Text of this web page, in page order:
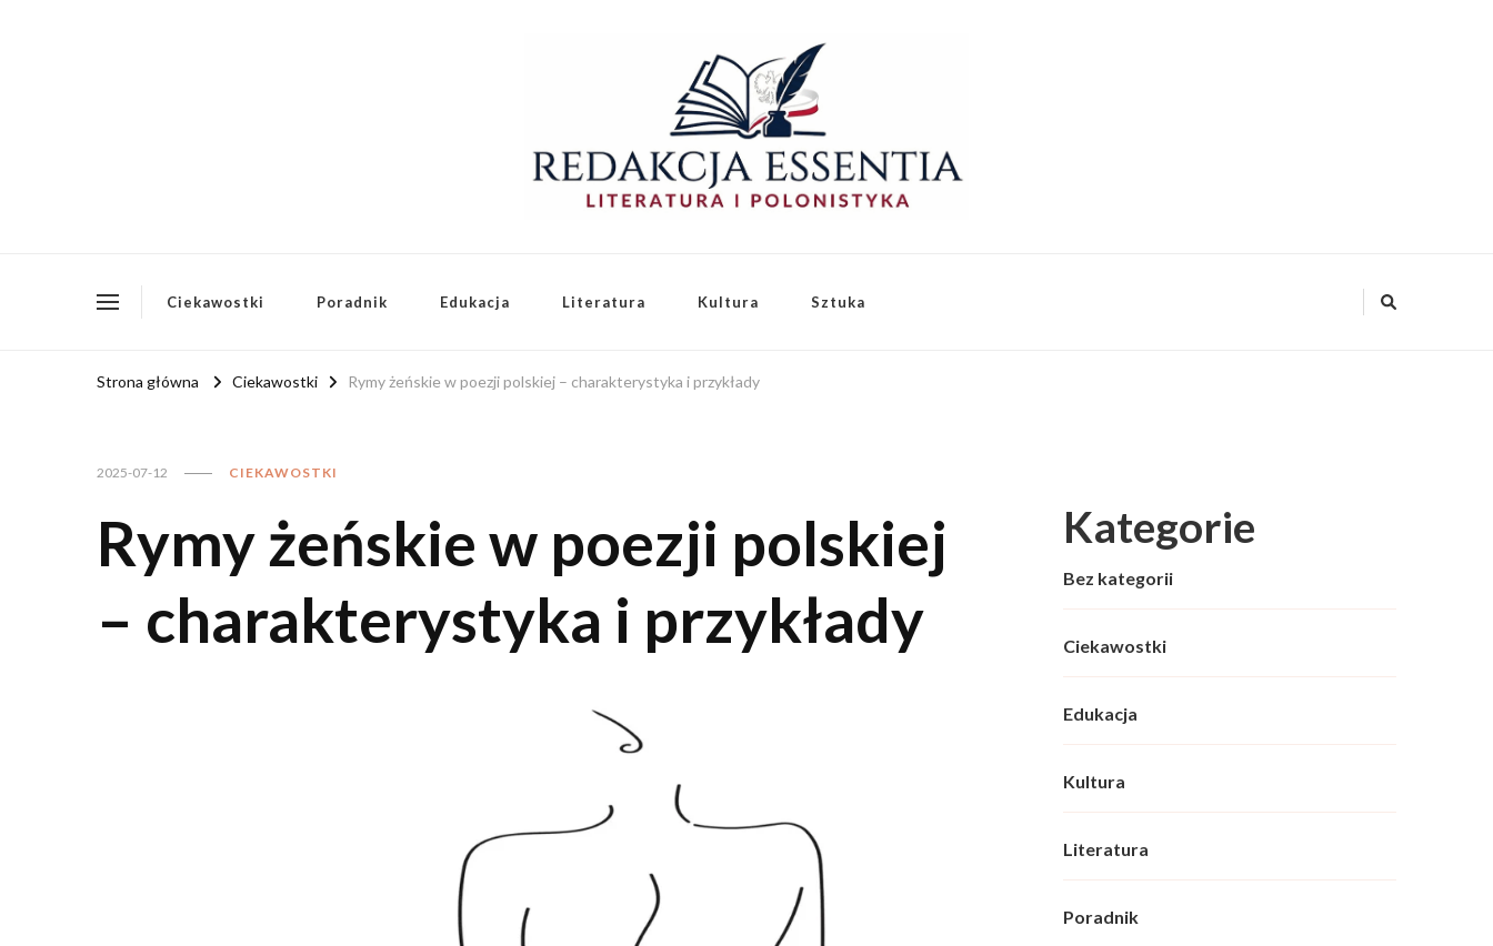
Ciekawostki Poradnik Edukacja Literatura Kultura Sztuka
Strona główna Ciekawostki Rymy żeńskie w poezji polskiej – charakterystyka i przykłady
2025-07-12 CIEKAWOSTKI
Rymy żeńskie w poezji polskiej
– charakterystyka i przykłady
Kategorie
Bez kategorii
Ciekawostki
Edukacja
Kultura
Literatura
Poradnik